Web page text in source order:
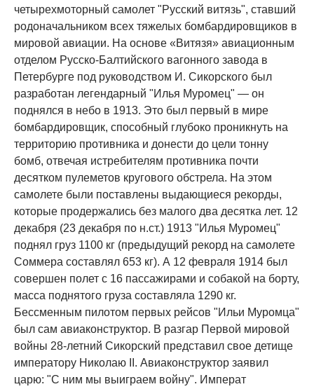
четырехмоторный самолет "Русский витязь", ставший
родоначальником всех тяжелых бомбардировщиков в
мировой авиации. На основе «Витязя» авиационным
отделом Русско-Балтийского вагонного завода в
Петербурге под руководством И. Сикорского был
разработан легендарный "Илья Муромец" — он
поднялся в небо в 1913. Это был первый в мире
бомбардировщик, способный глубоко проникнуть на
территорию противника и донести до цели тонну
бомб, отвечая истребителям противника почти
десятком пулеметов кругового обстрела. На этом
самолете были поставлены выдающиеся рекорды,
которые продержались без малого два десятка лет. 12
декабря (23 декабря по н.ст.) 1913 "Илья Муромец"
поднял груз 1100 кг (предыдущий рекорд на самолете
Соммера составлял 653 кг). А 12 февраля 1914 был
совершен полет с 16 пассажирами и собакой на борту,
масса поднятого груза составляла 1290 кг.
Бессменным пилотом первых рейсов "Ильи Муромца"
был сам авиаконструктор. В разгар Первой мировой
войны 28-летний Сикорский представил свое детище
императору Николаю II. Авиаконструктор заявил
царю: "С ним мы выиграем войну". Императ